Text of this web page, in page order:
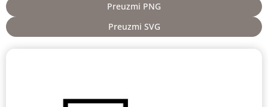
Preuzmi PNG
Preuzmi SVG